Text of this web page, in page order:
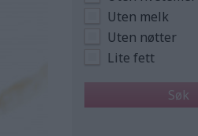
Uten melk
Uten nøtter
Lite fett